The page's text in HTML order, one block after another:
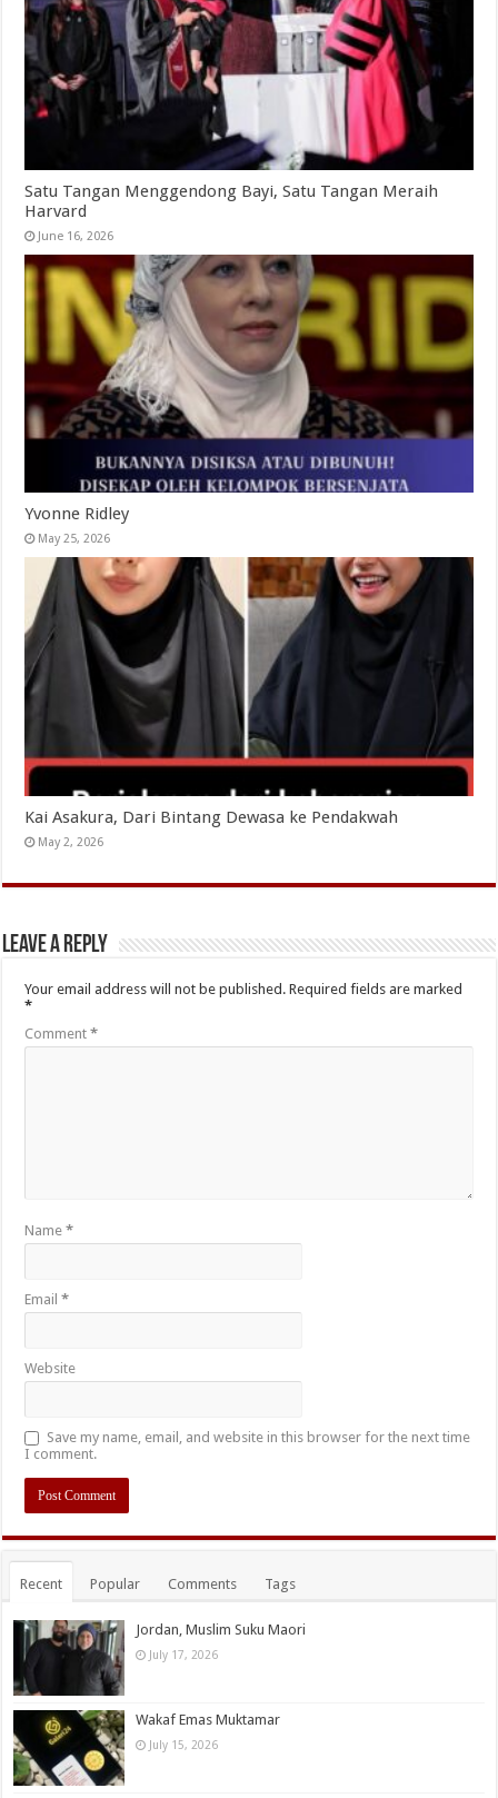
Satu Tangan Menggendong Bayi, Satu Tangan Meraih
Harvard
June 16, 2026
Yvonne Ridley
May 25, 2026
Kai Asakura, Dari Bintang Dewasa ke Pendakwah
May 2, 2026
Leave a Reply
Your email address will not be published. Required fields are marked
*
Comment*
Name*
Email*
Website
Save my name, email, and website in this browser for the next time
I comment.
Recent Popular Comments Tags
Jordan, Muslim Suku Maori
July 17, 2026
Wakaf Emas Muktamar
July 15, 2026